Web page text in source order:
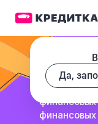
Да,
сервис для
финансовых